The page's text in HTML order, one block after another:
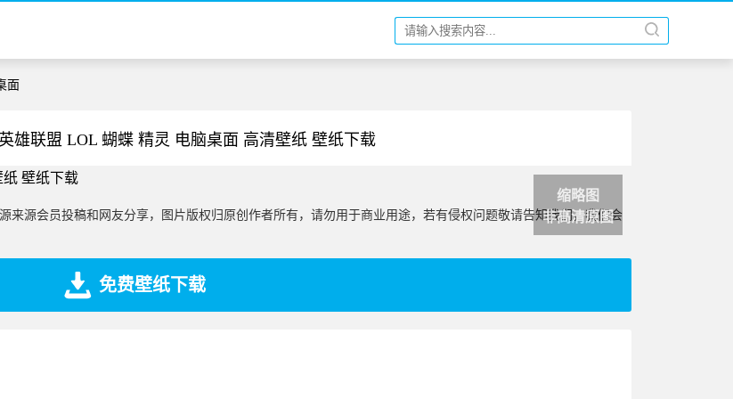
面
雄联盟 LOL 蝴蝶 精灵 电脑桌面 高清壁纸 壁纸下载
缩略图
非高清原图
来源会员投稿和网友分享，图片版权归原创作者所有，请勿用于商业用途，若有侵权问题敬请告知我们，我们会
免费壁纸下载